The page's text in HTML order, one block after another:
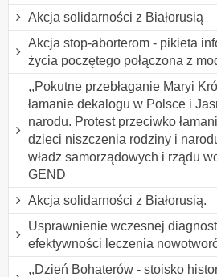
Akcja solidarności z Białorusią
Akcja stop-aborterom - pikieta
życia poczętego połączona z
,,Pokutne przebłaganie Maryi
łamanie dekalogu w Polsce i
narodu. Protest przeciwko
dzieci niszczenia rodziny i
władz samorządowych i rządu
GEND
Akcja solidarności z Białorusią.
Usprawnienie wczesnej
efektywności leczenia
,,Dzień Bohaterów - stoisko